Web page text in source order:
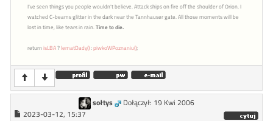
I've seen things you people wouldn't believe. Attack ships on fire off the shoulder of Orion. I
watched C-beams glitter in the dark near the Tannhauser gate. All those moments will be
lost in time, like tears in rain.Time to die.
returnisLBA?lematDady():piwkoWPoznaniu();
sołtys
Dołączył: 19 Kwi 2006
2023-03-12, 15:37